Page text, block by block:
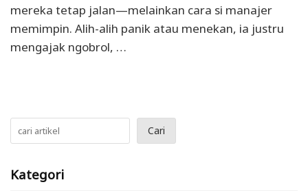
mereka tetap jalan—melainkan cara si manajer
memimpin. Alih-alih panik atau menekan, ia justru
mengajak ngobrol, …
Cari
Kategori